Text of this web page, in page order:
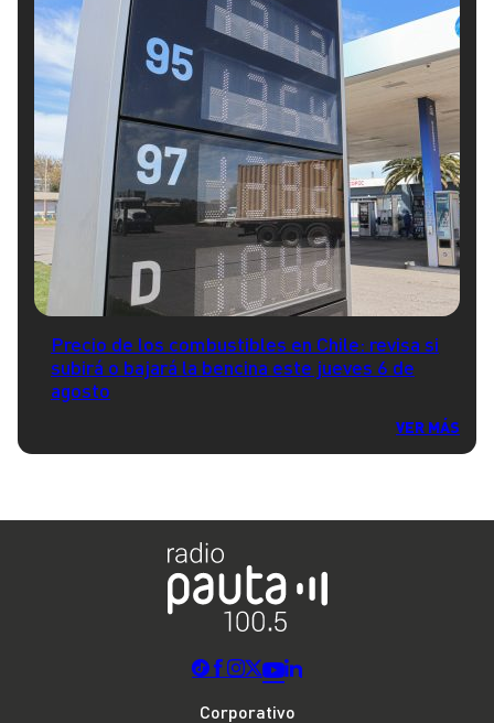
Precio de los combustibles en Chile: revisa si
subirá o bajará la bencina este jueves 6 de
agosto
VER MÁS
Corporativo